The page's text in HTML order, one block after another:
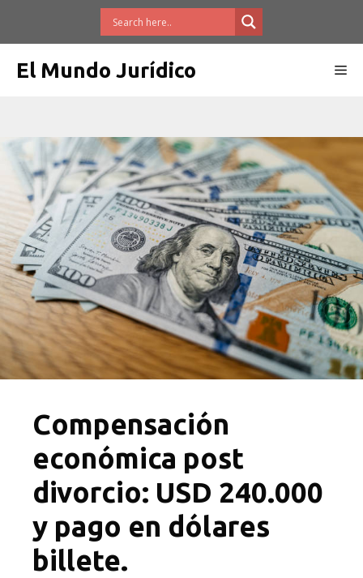
El Mundo Jurídico
Compensación
económica post
divorcio: USD 240.000
y pago en dólares
billete.